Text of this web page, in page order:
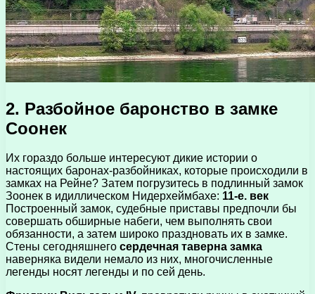
2. Разбойное баронство в замке
Соонек
Их гораздо больше интересуют дикие истории о
настоящих баронах-разбойниках, которые происходили в
замках на Рейне? Затем погрузитесь в подлинный замок
Зоонек в идиллическом Нидерхеймбахе: 11-е. век
Построенный замок, судебные приставы предпочли бы
совершать обширные набеги, чем выполнять свои
обязанности, а затем широко праздновать их в замке.
Стены сегодняшнего сердечная таверна замка
наверняка видели немало из них, многочисленные
легенды носят легенды и по сей день.